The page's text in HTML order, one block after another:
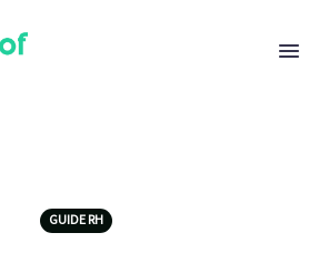
GUIDE RH